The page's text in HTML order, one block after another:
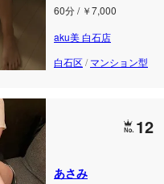
60分 / ￥7,000
aku美 白石店
白石区/マンション型
12
あさみ